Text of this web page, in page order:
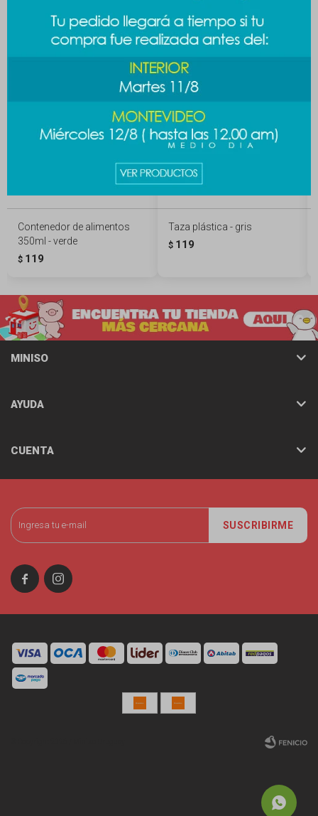
Productos que te pueden interesar
Contenedor de alimentos
350ml - verde
$ 119
Taza plástica - gris
$ 119
SUSCRIBIRME
 
MINISO
AYUDA
CUENTA